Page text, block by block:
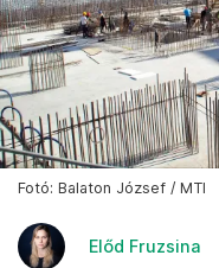
Fotó: Balaton József / MTI
Előd Fruzsina